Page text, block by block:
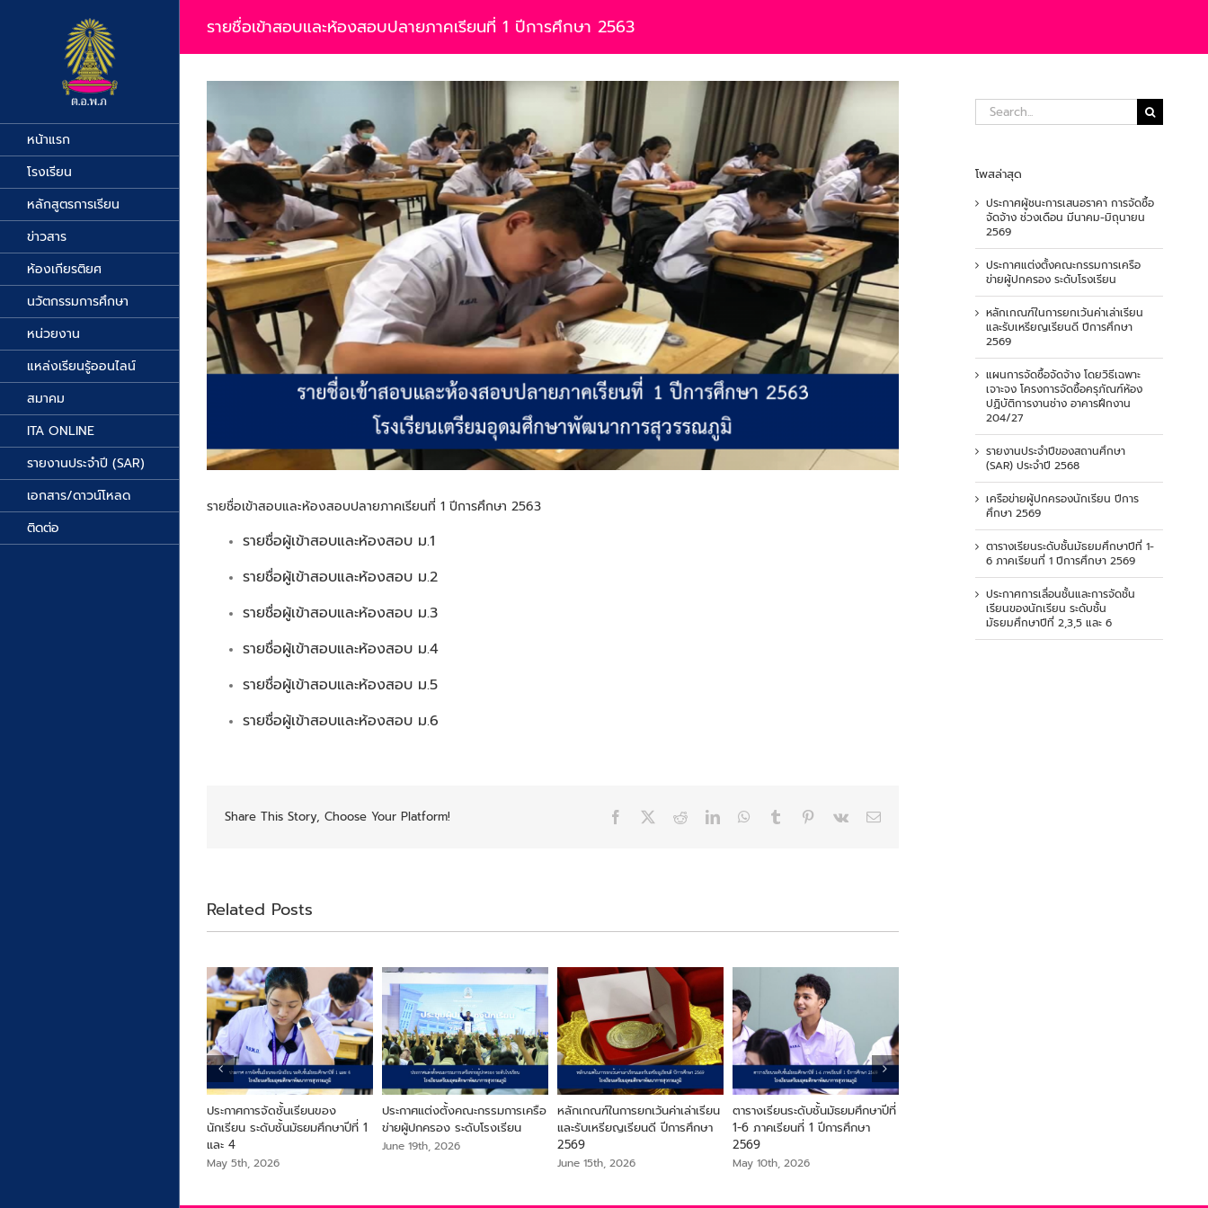
หน้าแรก
โรงเรียน
หลักสูตรการเรียน
ข่าวสาร
ห้องเกียรติยศ
นวัตกรรมการศึกษา
หน่วยงาน
แหล่งเรียนรู้ออนไลน์
สมาคม
ITA ONLINE
รายงานประจำปี (SAR)
เอกสาร/ดาวน์โหลด
ติดต่อ
รายชื่อเข้าสอบและห้องสอบปลายภาคเรียนที่ 1 ปีการศึกษา 2563
Image
รายชื่อเข้าสอบและห้องสอบปลายภาคเรียนที่ 1 ปีการศึกษา 2563
รายชื่อผู้เข้าสอบและห้องสอบ ม.1
รายชื่อผู้เข้าสอบและห้องสอบ ม.2
รายชื่อผู้เข้าสอบและห้องสอบ ม.3
รายชื่อผู้เข้าสอบและห้องสอบ ม.4
รายชื่อผู้เข้าสอบและห้องสอบ ม.5
รายชื่อผู้เข้าสอบและห้องสอบ ม.6
Share This Story, Choose Your Platform! Facebook RedditLinkedInWhatsApp
Tumblr Pinterest
Vk Email
Related Posts
ประกาศการจัดชั้นเรียนของ
นักเรียน ระดับชั้นมัธยมศึกษาปีที่ 1
และ 4
May 5th, 2026
ประกาศแต่งตั้งคณะกรรมการเครือ
ข่ายผู้ปกครอง ระดับโรงเรียน
June 19th, 2026
หลักเกณฑ์ในการยกเว้นค่าเล่าเรียน
และรับเหรียญเรียนดี ปีการศึกษา
2569
June 15th, 2026
ตารางเรียนระดับชั้นมัธยมศึกษาปีที่
1-6 ภาคเรียนที่ 1 ปีการศึกษา
2569
May 10th, 2026
Search
for:
โพสล่าสุด
ประกาศผู้ชนะการเสนอราคา การจัดซื้อ
จัดจ้าง ช่วงเดือน มีนาคม-มิถุนายน
2569
ประกาศแต่งตั้งคณะกรรมการเครือ
ข่ายผู้ปกครอง ระดับโรงเรียน
หลักเกณฑ์ในการยกเว้นค่าเล่าเรียน
และรับเหรียญเรียนดี ปีการศึกษา
2569
แผนการจัดซื้อจัดจ้าง โดยวิธีเฉพาะ
เจาะจง โครงการจัดซื้อครุภัณฑ์ห้อง
ปฏิบัติการงานช่าง อาคารฝึกงาน
204/27
รายงานประจำปีของสถานศึกษา
(SAR) ประจำปี 2568
เครือข่ายผู้ปกครองนักเรียน ปีการ
ศึกษา 2569
ตารางเรียนระดับชั้นมัธยมศึกษาปีที่ 1-
6 ภาคเรียนที่ 1 ปีการศึกษา 2569
ประกาศการเลื่อนชั้นและการจัดชั้น
เรียนของนักเรียน ระดับชั้น
มัธยมศึกษาปีที่ 2,3,5 และ 6